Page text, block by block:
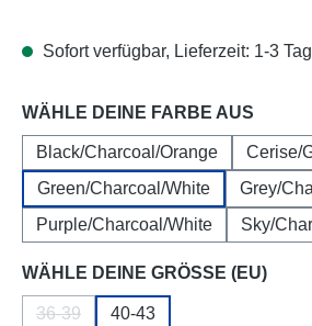
Sofort verfügbar, Lieferzeit: 1-3
WÄHLE DEINE FARBE AUS
Black/Charcoal/Orange
Cerise/
Green/Charcoal/White
Grey/
Purple/Charcoal/White
Sky/
WÄHLE DEINE GRÖSSE (EU)
36-39 40-43